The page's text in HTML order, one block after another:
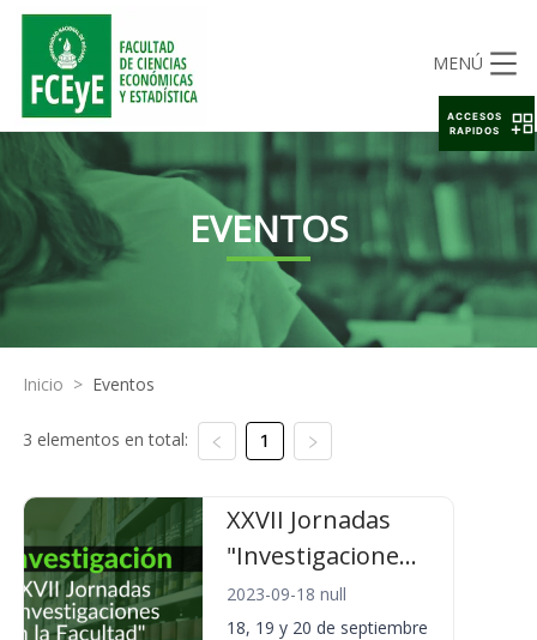
MENÚ
EVENTOS
Inicio > Eventos
3 elementos en total: 1
XXVII Jornadas
"Investigacione...
2023-09-18 null
18, 19 y 20 de septiembre
ACCESOS
RAPIDOS